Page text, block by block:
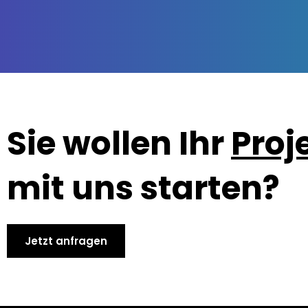
Sie wollen Ihr
mit uns starten?
Jetzt anfragen